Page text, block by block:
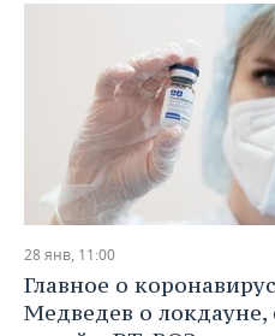
28 янв, 11:00
Главное о
Медведев о